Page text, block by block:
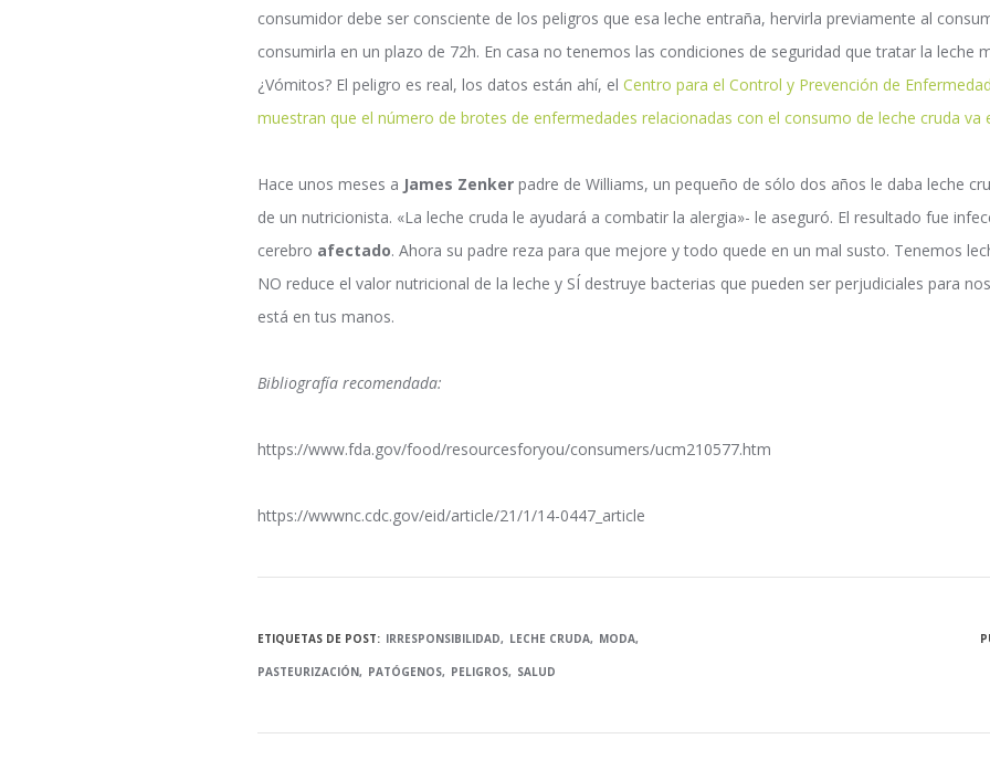
consumidor debe ser consciente de los peligros que esa leche entraña, hervirla previamente al
consumirla en un plazo de 72h. En casa no tenemos las condiciones de seguridad que tratar la leche
¿Vómitos? El peligro es real, los datos están ahí, elCentro para el Control y Prevención de
muestran que el número de brotes de enfermedades relacionadas con el consumo de leche cruda va
Hace unos meses a James Zenker padre de Williams, un pequeño de sólo dos años le daba leche
de un nutricionista. «La leche cruda le ayudará a combatir la alergia»- le aseguró. El resultado fue
cerebro afectado. Ahora su padre reza para que mejore y todo quede en un mal susto. Tenemos
NO reduce el valor nutricional de la leche y SÍ destruye bacterias que pueden ser perjudiciales para
está en tus manos.
Bibliografía recomendada:
https://www.fda.gov/food/resourcesforyou/consumers/ucm210577.htm
https://wwwnc.cdc.gov/eid/article/21/1/14-0447_article
ETIQUETAS DE POST: IRRESPONSIBILIDAD LECHE CRUDA MODA
PASTEURIZACIÓN PATÓGENOS PELIGROS SALUD